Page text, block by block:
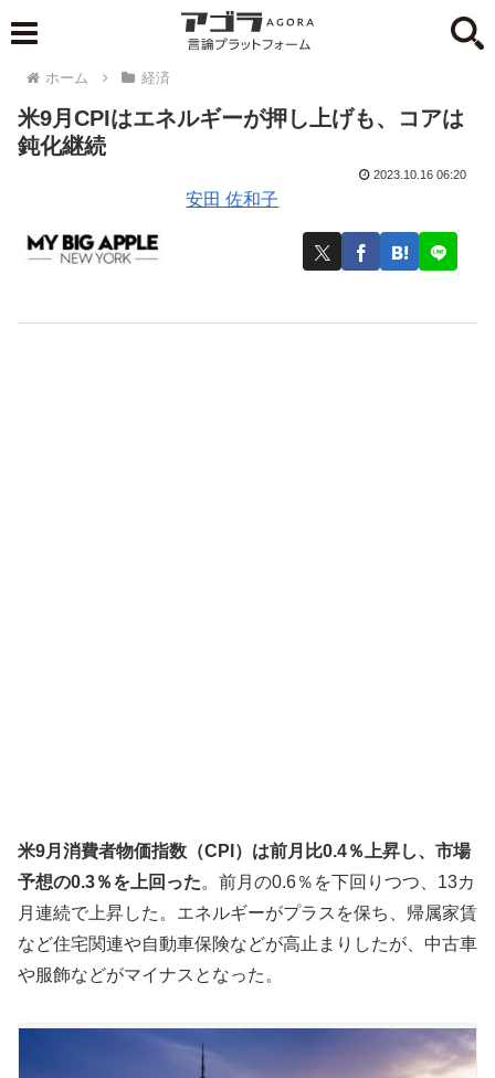
ホーム 経済
米9月CPIはエネルギーが押し上げも、コアは
鈍化継続
安田 佐和子
2023.10.16 06:20
米9月消費者物価指数（CPI）は前月比0.4％上昇し、市場
予想の0.3％を上回った。前月の0.6％を下回りつつ、13カ
月連続で上昇した。エネルギーがプラスを保ち、帰属家賃
など住宅関連や自動車保険などが高止まりしたが、中古車
や服飾などがマイナスとなった。